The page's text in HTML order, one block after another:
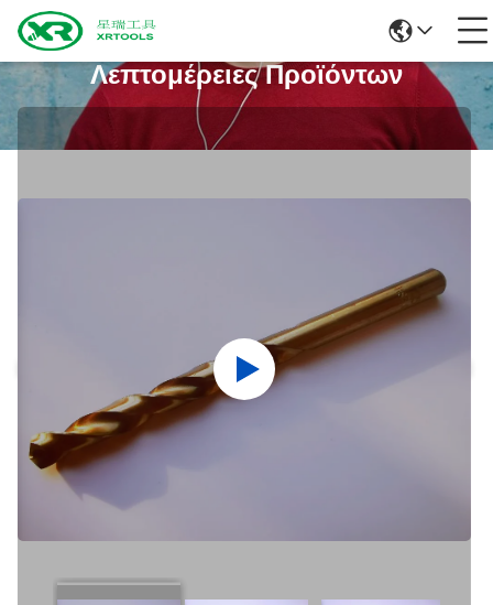
Λεπτομέρειες Προϊόντων